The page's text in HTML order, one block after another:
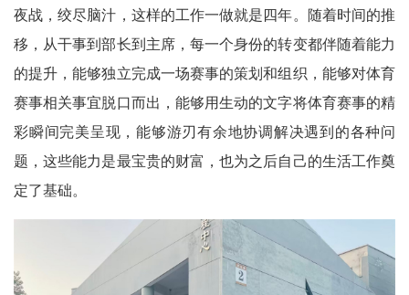
夜战，绞尽脑汁，这样的工作一做就是四年。随着时间的推
移，从干事到部长到主席，每一个身份的转变都伴随着能力
的提升，能够独立完成一场赛事的策划和组织，能够对体育
赛事相关事宜脱口而出，能够用生动的文字将体育赛事的精
彩瞬间完美呈现，能够游刃有余地协调解决遇到的各种问
题，这些能力是最宝贵的财富，也为之后自己的生活工作奠
定了基础。